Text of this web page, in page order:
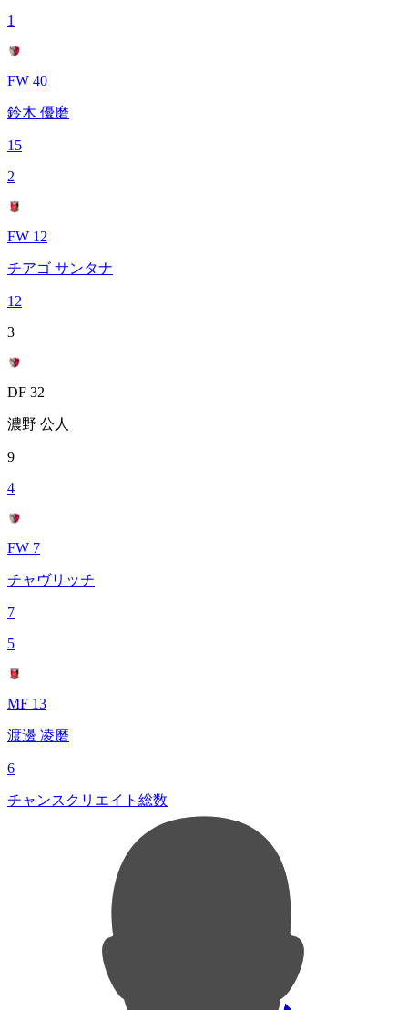
1
FW 40
鈴木 優磨
15
2
FW 12
チアゴ サンタナ
12
3
DF 32
濃野 公人
9
4
FW 7
チャヴリッチ
7
5
MF 13
渡邊 凌磨
6
チャンスクリエイト総数